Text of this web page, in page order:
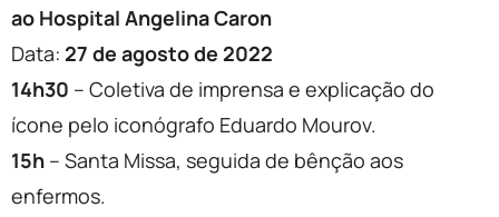
ao Hospital Angelina Caron
Data: 27 de agosto de 2022
14h30 – Coletiva de imprensa e explicação do
ícone pelo iconógrafo Eduardo Mourov.
15h – Santa Missa, seguida de bênção aos
enfermos.